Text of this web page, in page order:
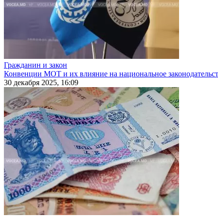
Гражданин и закон
Конвенции МОТ и их влияние на национальное
30 декабря 2025, 16:09